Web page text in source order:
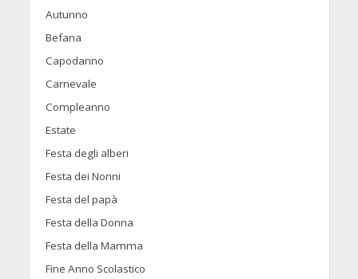
Autunno
Befana
Capodanno
Carnevale
Compleanno
Estate
Festa degli alberi
Festa dei Nonni
Festa del papà
Festa della Donna
Festa della Mamma
Fine Anno Scolastico